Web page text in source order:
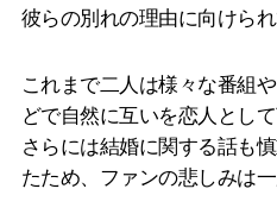
彼らの別れの理由に向けられ
これまで二人は様々な番組
どで自然に互いを恋人とし
さらには結婚に関する話も
たため、ファンの悲しみは一